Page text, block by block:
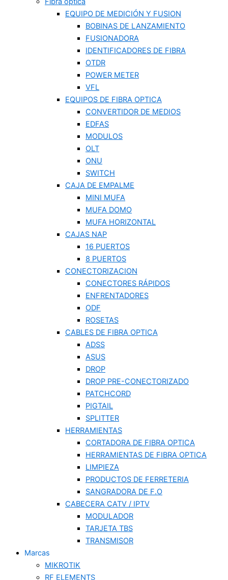
EQUIPO DE MEDICIÓN Y FUSION
BOBINAS DE LANZAMIENTO
FUSIONADORA
IDENTIFICADORES DE FIBRA
OTDR
POWER METER
VFL
EQUIPOS DE FIBRA OPTICA
CONVERTIDOR DE MEDIOS
EDFAS
MODULOS
OLT
ONU
SWITCH
CAJA DE EMPALME
MINI MUFA
MUFA DOMO
MUFA HORIZONTAL
CAJAS NAP
16 PUERTOS
8 PUERTOS
CONECTORIZACION
CONECTORES RÁPIDOS
ENFRENTADORES
ODF
ROSETAS
CABLES DE FIBRA OPTICA
ADSS
ASUS
DROP
DROP PRE-CONECTORIZADO
PATCHCORD
PIGTAIL
SPLITTER
HERRAMIENTAS
CORTADORA DE FIBRA OPTICA
HERRAMIENTAS DE FIBRA OPTICA
LIMPIEZA
PRODUCTOS DE FERRETERIA
SANGRADORA DE F.O
CABECERA CATV / IPTV
MODULADOR
TARJETA TBS
TRANSMISOR
Marcas
MIKROTIK
RF ELEMENTS